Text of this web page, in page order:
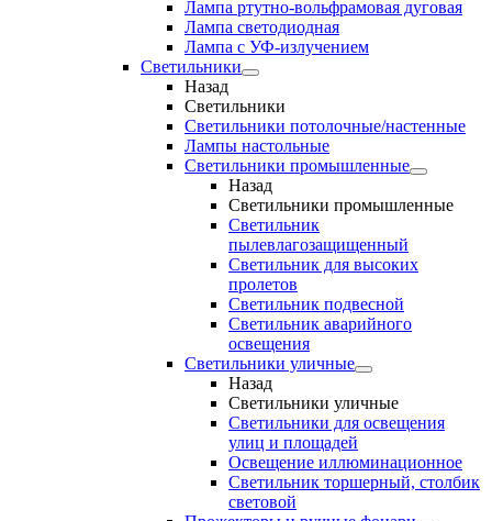
Лампа ртутно-вольфрамовая дуговая
Лампа светодиодная
Лампа с УФ-излучением
Светильники
Назад
Светильники
Светильники потолочные/настенные
Лампы настольные
Светильники промышленные
Назад
Светильники промышленные
Светильник
пылевлагозащищенный
Светильник для высоких
пролетов
Светильник подвесной
Светильник аварийного
освещения
Светильники уличные
Назад
Светильники уличные
Светильники для освещения
улиц и площадей
Освещение иллюминационное
Светильник торшерный, столбик
световой